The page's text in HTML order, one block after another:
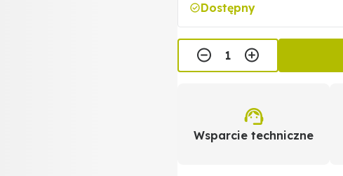
Dostępny
Wsparcie techniczne